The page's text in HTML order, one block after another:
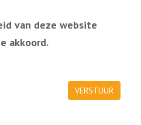
van deze website
akkoord.